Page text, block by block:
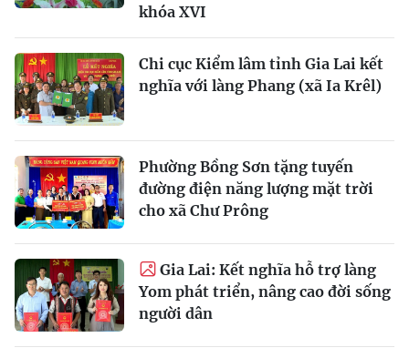
khóa XVI
Chi cục Kiểm lâm tỉnh Gia Lai kết
nghĩa với làng Phang (xã Ia Krêl)
Phường Bồng Sơn tặng tuyến
đường điện năng lượng mặt trời
cho xã Chư Prông
Gia Lai: Kết nghĩa hỗ trợ làng
Yom phát triển, nâng cao đời sống
người dân